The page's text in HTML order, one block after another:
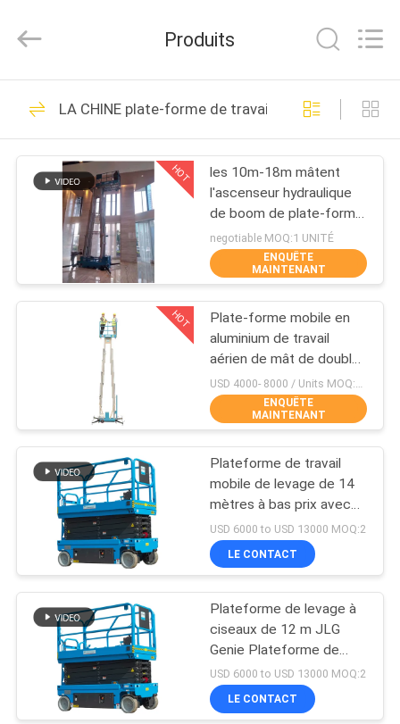
MAISON
PRODUITS
VIDÉOS
SUJET
D'USINE
CONTRÔLE
QUALITÉ
CONTACTEZ-
NOUS
DEMANDEZ
SIVGE
MACHINERY
All
Reserved.
Plate-forme de
travail aérien
54
plate-forme de
travail en aluminium
32
plate-forme de
travail de élévation
mobile
41
Plate-forme de
25
Produits
LA CHINE plate-forme de travail de élévation
HOT
les 10m-18m mâtent
l'ascenseur hydraulique
de boom de plate-forme
de travail aérien de taille
de plate-forme
d'ascenseur
negotiable MOQ:1 UNITÉ
ENQUÊTE
MAINTENANT
HOT
Plate-forme mobile en
aluminium de travail
aérien de mât de double
de 14 M Working Height
CompactENQUÊTE
MAINTENANT
Plateforme de travail
mobile de levage de 14
mètres à bas prix avec
une capacité de charge
de 320 kg
USD 6000 to USD 13000 MOQ:2
LE CONTACT
Plateforme de levage à
ciseaux de 12 m JLG
Genie Plateforme de
levage à ciseaux de
même performance
USD 6000 to USD 13000 MOQ:2
LE CONTACT